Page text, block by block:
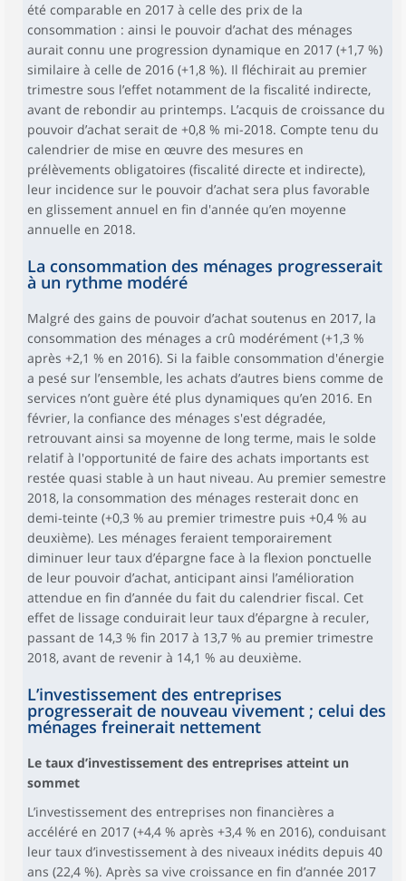
été comparable en 2017 à celle des prix de la
consommation : ainsi le pouvoir d’achat des ménages
aurait connu une progression dynamique en 2017 (+1,7 %)
similaire à celle de 2016 (+1,8 %). Il fléchirait au premier
trimestre sous l’effet notamment de la fiscalité indirecte,
avant de rebondir au printemps. L’acquis de croissance du
pouvoir d’achat serait de +0,8 % mi-2018. Compte tenu du
calendrier de mise en œuvre des mesures en
prélèvements obligatoires (fiscalité directe et indirecte),
leur incidence sur le pouvoir d’achat sera plus favorable
en glissement annuel en fin d'année qu’en moyenne
annuelle en 2018.
La consommation des ménages progresserait
à un rythme modéré
Malgré des gains de pouvoir d’achat soutenus en 2017, la
consommation des ménages a crû modérément (+1,3 %
après +2,1 % en 2016). Si la faible consommation d'énergie
a pesé sur l’ensemble, les achats d’autres biens comme de
services n’ont guère été plus dynamiques qu’en 2016. En
février, la confiance des ménages s'est dégradée,
retrouvant ainsi sa moyenne de long terme, mais le solde
relatif à l'opportunité de faire des achats importants est
restée quasi stable à un haut niveau. Au premier semestre
2018, la consommation des ménages resterait donc en
demi-teinte (+0,3 % au premier trimestre puis +0,4 % au
deuxième). Les ménages feraient temporairement
diminuer leur taux d’épargne face à la flexion ponctuelle
de leur pouvoir d’achat, anticipant ainsi l’amélioration
attendue en fin d’année du fait du calendrier fiscal. Cet
effet de lissage conduirait leur taux d’épargne à reculer,
passant de 14,3 % fin 2017 à 13,7 % au premier trimestre
2018, avant de revenir à 14,1 % au deuxième.
L’investissement des entreprises
progresserait de nouveau vivement ; celui des
ménages freinerait nettement
Le taux d’investissement des entreprises atteint un
sommet
L’investissement des entreprises non financières a
accéléré en 2017 (+4,4 % après +3,4 % en 2016), conduisant
leur taux d’investissement à des niveaux inédits depuis 40
ans (22,4 %). Après sa vive croissance en fin d’année 2017